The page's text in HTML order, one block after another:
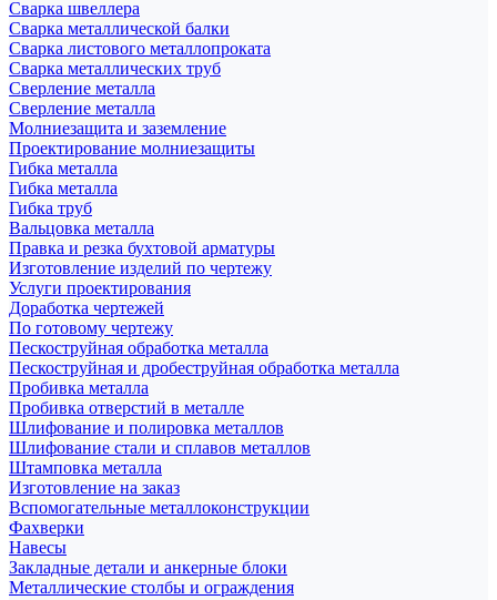
Сварка швеллера
Сварка металлической балки
Сварка листового металлопроката
Сварка металлических труб
Сверление металла
Сверление металла
Молниезащита и заземление
Проектирование молниезащиты
Гибка металла
Гибка металла
Гибка труб
Вальцовка металла
Правка и резка бухтовой арматуры
Изготовление изделий по чертежу
Услуги проектирования
Доработка чертежей
По готовому чертежу
Пескоструйная обработка металла
Пескоструйная и дробеструйная обработка металла
Пробивка металла
Пробивка отверстий в металле
Шлифование и полировка металлов
Шлифование стали и сплавов металлов
Штамповка металла
Изготовление на заказ
Вспомогательные металлоконструкции
Фахверки
Навесы
Закладные детали и анкерные блоки
Металлические столбы и ограждения